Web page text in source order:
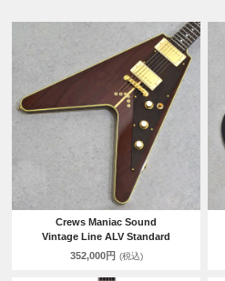
Crews Maniac Sound
Vintage Line ALV Standard
352,000円 (税込)